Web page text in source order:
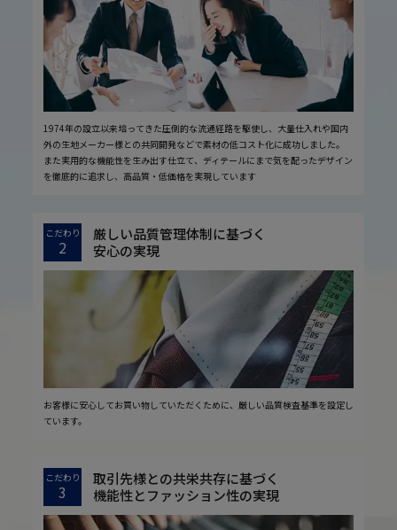
1974年の設立以来培ってきた圧倒的な流通経路を駆使し、大量仕入れや国内
外の生地メーカー様との共同開発などで素材の低コスト化に成功しました。
また実用的な機能性を生み出す仕立て、ディテールにまで気を配ったデザイン
を徹底的に追求し、高品質・低価格を実現しています
こだわり
2
厳しい品質管理体制に基づく
安心の実現
お客様に安心してお買い物していただくために、厳しい品質検査基準を設定し
ています。
こだわり
3
取引先様との共栄共存に基づく
機能性とファッション性の実現